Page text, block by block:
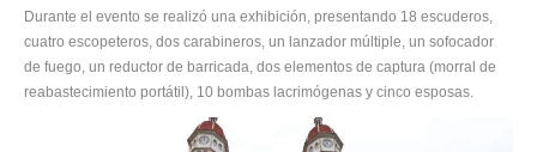
Durante el evento se realizó una exhibición, presentando 18 escuderos,
cuatro escopeteros, dos carabineros, un lanzador múltiple, un sofocador
de fuego, un reductor de barricada, dos elementos de captura (morral de
reabastecimiento portátil), 10 bombas lacrimógenas y cinco esposas.